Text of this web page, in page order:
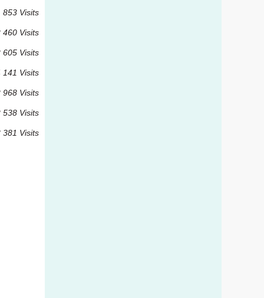
853 Visits
460 Visits
605 Visits
141 Visits
968 Visits
538 Visits
381 Visits